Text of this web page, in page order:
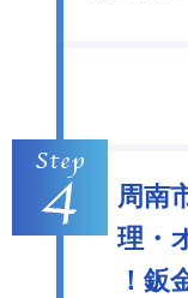
周南
理・
！鈑